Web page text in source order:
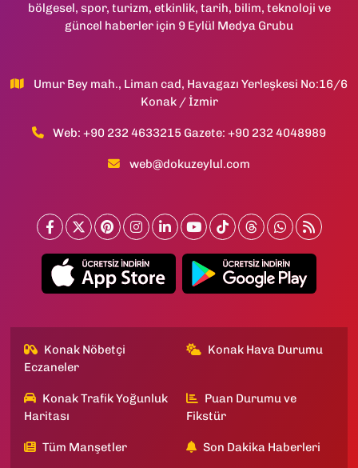
bölgesel, spor, turizm, etkinlik, tarih, bilim, teknoloji ve
güncel haberler için 9 Eylül Medya Grubu
Umur Bey mah., Liman cad, Havagazı Yerleşkesi No:16/6
Konak / İzmir
Web: +90 232 4633215 Gazete: +90 232 4048989
web@dokuzeylul.com
Konak Nöbetçi
Eczaneler
Konak Hava Durumu
Konak Trafik Yoğunluk
Haritası
Puan Durumu ve
Fikstür
Tüm Manşetler Son Dakika Haberleri